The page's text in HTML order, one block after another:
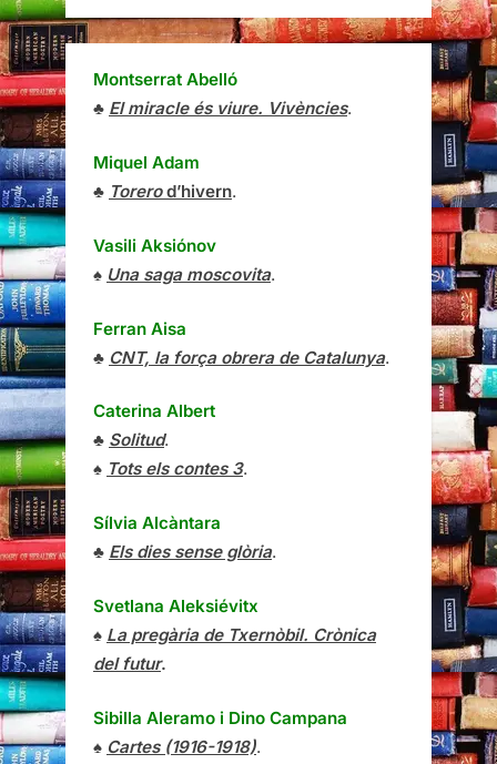
Montserrat Abelló
♣ El miracle és viure. Vivències.
Miquel Adam
♣ Torerod’hivern.
Vasili Aksiónov
♠ Una saga moscovita.
Ferran Aisa
♣ CNT, la força obrera de Catalunya.
Caterina Albert
♣ Solitud.
♠ Tots els contes 3.
Sílvia Alcàntara
♣ Els dies sense glòria.
Svetlana Aleksiévitx
♠ La pregària de Txernòbil. Crònica
del futur.
Sibilla Aleramo i Dino Campana
♠ Cartes (1916-1918).